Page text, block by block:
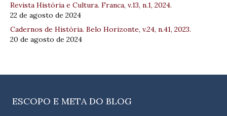
Revista História e Cultura. Franca, v.13, n.1, 2024.
22 de agosto de 2024
Cadernos de História. Belo Horizonte, v.24, n.41, 2023.
20 de agosto de 2024
ESCOPO E META DO BLOG